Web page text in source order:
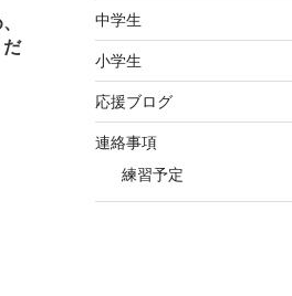
だ
中学生
小学生
応援ブログ
連絡事項
練習予定